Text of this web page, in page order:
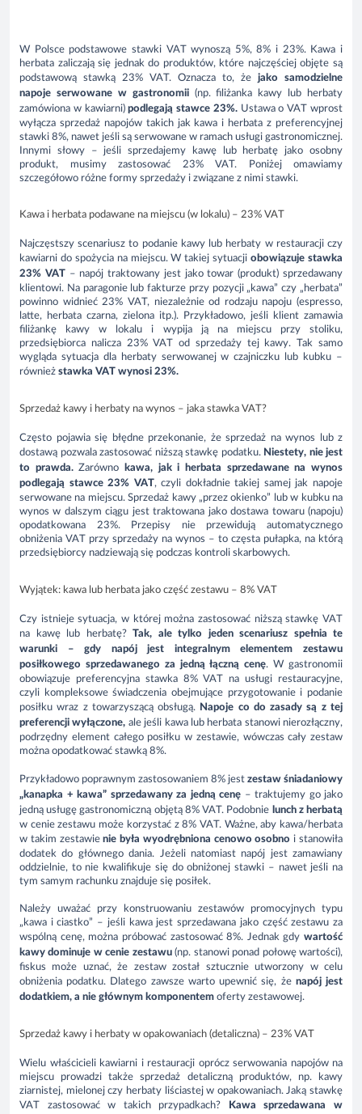
W Polsce podstawowe stawki VAT wynoszą 5%, 8% i 23%. Kawa i
herbata zaliczają się jednak do produktów, które najczęściej objęte są
podstawową stawką 23% VAT. Oznacza to, że jako samodzielne
napoje serwowane w gastronomii(np. filiżanka kawy lub herbaty
zamówiona w kawiarni)podlegają stawce 23%.Ustawa o VAT wprost
wyłącza sprzedaż napojów takich jak kawa i herbata z preferencyjnej
stawki 8%, nawet jeśli są serwowane w ramach usługi gastronomicznej.
Innymi słowy – jeśli sprzedajemy kawę lub herbatę jako osobny
produkt, musimy zastosować 23% VAT. Poniżej omawiamy
szczegółowo różne formy sprzedaży i związane z nimi stawki.
Kawa i herbata podawane na miejscu (w lokalu) – 23% VAT
Najczęstszy scenariusz to podanie kawy lub herbaty w restauracji czy
kawiarni do spożycia na miejscu. W takiej sytuacjiobowiązuje stawka
23% VAT– napój traktowany jest jako towar (produkt) sprzedawany
klientowi. Na paragonie lub fakturze przy pozycji „kawa” czy „herbata”
powinno widnieć 23% VAT, niezależnie od rodzaju napoju (espresso,
latte, herbata czarna, zielona itp.). Przykładowo, jeśli klient zamawia
filiżankę kawy w lokalu i wypija ją na miejscu przy stoliku,
przedsiębiorca nalicza 23% VAT od sprzedaży tej kawy. Tak samo
wygląda sytuacja dla herbaty serwowanej w czajniczku lub kubku –
również stawka VAT wynosi 23%.
Sprzedaż kawy i herbaty na wynos – jaka stawka VAT?
Często pojawia się błędne przekonanie, że sprzedaż na wynos lub z
dostawą pozwala zastosować niższą stawkę podatku. Niestety, nie jest
to prawda.Zarówno
kawa, jak i herbata sprzedawane na wynos
podlegają stawce 23% VAT, czyli dokładnie takiej samej jak napoje
serwowane na miejscu. Sprzedaż kawy „przez okienko” lub w kubku na
wynos w dalszym ciągu jest traktowana jako dostawa towaru (napoju)
opodatkowana 23%. Przepisy nie przewidują automatycznego
obniżenia VAT przy sprzedaży na wynos – to częsta pułapka, na którą
przedsiębiorcy nadziewają się podczas kontroli skarbowych.
Wyjątek: kawa lub herbata jako część zestawu – 8% VAT
Czy istnieje sytuacja, w której można zastosować niższą stawkę VAT
na kawę lub herbatę? Tak, ale tylko jeden scenariusz spełnia te
warunki – gdy napój jest integralnym elementem zestawu
posiłkowego sprzedawanego za jedną łączną cenę. W gastronomii
obowiązuje preferencyjna stawka 8% VAT na usługi restauracyjne,
czyli kompleksowe świadczenia obejmujące przygotowanie i podanie
posiłku wraz z towarzyszącą obsługą. Napoje co do zasady są z tej
preferencji wyłączone, ale jeśli kawa lub herbata stanowi nierozłączny,
podrzędny element całego posiłku w zestawie, wówczas cały zestaw
można opodatkować stawką 8%.
Przykładowo poprawnym zastosowaniem 8% jest zestaw śniadaniowy
„kanapka + kawa” sprzedawany za jedną cenę – traktujemy go jako
jedną usługę gastronomiczną objętą 8% VAT. Podobnie lunch z herbatą
w cenie zestawu może korzystać z 8% VAT. Ważne, aby kawa/herbata
w takim zestawienie była wyodrębniona cenowo osobno i stanowiła
dodatek do głównego dania. Jeżeli natomiast napój jest zamawiany
oddzielnie, to nie kwalifikuje się do obniżonej stawki – nawet jeśli na
tym samym rachunku znajduje się posiłek.
Należy uważać przy konstruowaniu zestawów promocyjnych typu
„kawa i ciastko” – jeśli kawa jest sprzedawana jako część zestawu za
wspólną cenę, można próbować zastosować 8%. Jednak gdy wartość
kawy dominuje w cenie zestawu(np. stanowi ponad połowę wartości),
fiskus może uznać, że zestaw został sztucznie utworzony w celu
obniżenia podatku. Dlatego zawsze warto upewnić się, że napój jest
dodatkiem, a nie głównym komponentem oferty zestawowej.
Sprzedaż kawy i herbaty w opakowaniach (detaliczna) – 23% VAT
Wielu właścicieli kawiarni i restauracji oprócz serwowania napojów na
miejscu prowadzi także sprzedaż detaliczną produktów, np. kawy
ziarnistej, mielonej czy herbaty liściastej w opakowaniach. Jaką stawkę
VAT zastosować w takich przypadkach?
Kawa sprzedawana w